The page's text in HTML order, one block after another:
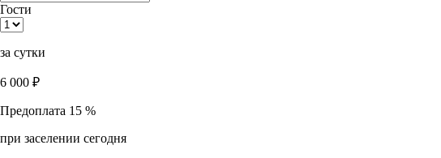
Гости
за сутки
6 000 ₽
Предоплата 15 %
при заселении сегодня